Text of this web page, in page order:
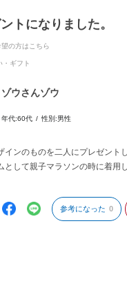
トになりました。
の方はこちら
・ギフト
ゾウさんゾウ
年代:60代 性別:男性
インのものを二人にプレゼント
として親子マラソンの時に着用
参考になった 0